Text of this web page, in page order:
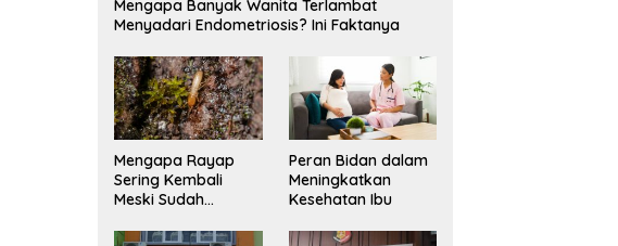
Sekadar Narasi.
Mengapa Banyak Wanita Terlambat
Menyadari Endometriosis? Ini Faktanya
Mengapa Rayap
Sering Kembali
Meski Sudah
Peran Bidan dalam
Meningkatkan
Kesehatan Ibu